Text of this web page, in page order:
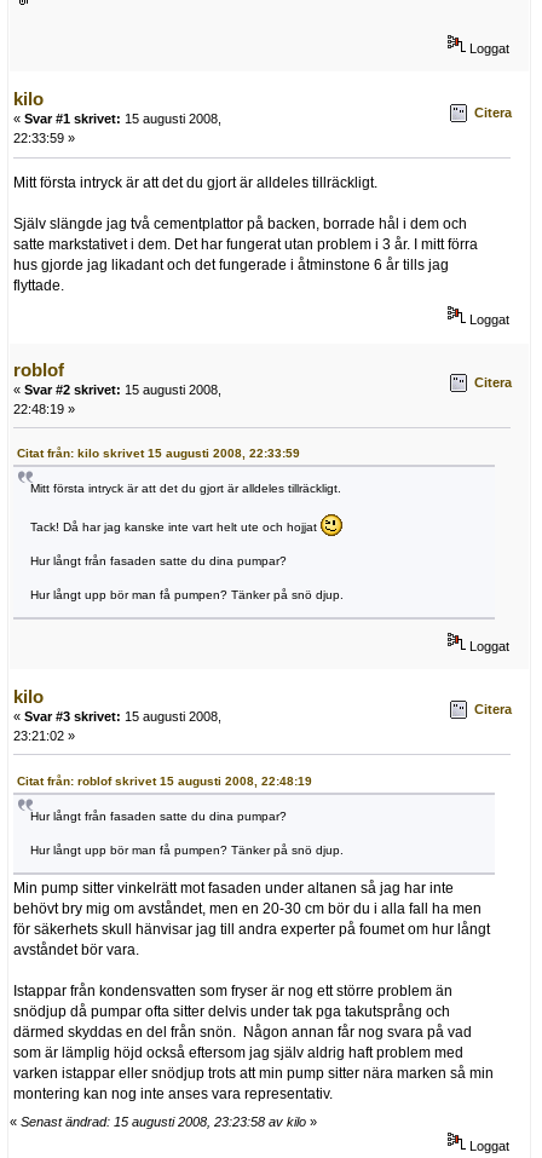
Loggat
kilo
« Svar #1 skrivet: 15 augusti 2008,
22:33:59 »
Citera
Mitt första intryck är att det du gjort är alldeles tillräckligt.
Själv slängde jag två cementplattor på backen, borrade hål i dem och
satte markstativet i dem. Det har fungerat utan problem i 3 år. I mitt förra
hus gjorde jag likadant och det fungerade i åtminstone 6 år tills jag
flyttade.
Loggat
roblof
« Svar #2 skrivet: 15 augusti 2008,
22:48:19 »
Citera
Citat från: kilo skrivet 15 augusti 2008, 22:33:59
Mitt första intryck är att det du gjort är alldeles tillräckligt.
Tack! Då har jag kanske inte vart helt ute och hojjat
Hur långt från fasaden satte du dina pumpar?
Hur långt upp bör man få pumpen? Tänker på snö djup.
Loggat
kilo
« Svar #3 skrivet: 15 augusti 2008,
23:21:02 »
Citera
Citat från: roblof skrivet 15 augusti 2008, 22:48:19
Hur långt från fasaden satte du dina pumpar?
Hur långt upp bör man få pumpen? Tänker på snö djup.
Min pump sitter vinkelrätt mot fasaden under altanen så jag har inte
behövt bry mig om avståndet, men en 20-30 cm bör du i alla fall ha men
för säkerhets skull hänvisar jag till andra experter på foumet om hur långt
avståndet bör vara.
Istappar från kondensvatten som fryser är nog ett större problem än
snödjup då pumpar ofta sitter delvis under tak pga takutsprång och
därmed skyddas en del från snön. Någon annan får nog svara på vad
som är lämplig höjd också eftersom jag själv aldrig haft problem med
varken istappar eller snödjup trots att min pump sitter nära marken så min
montering kan nog inte anses vara representativ.
« Senast ändrad: 15 augusti 2008, 23:23:58 av kilo »
Loggat